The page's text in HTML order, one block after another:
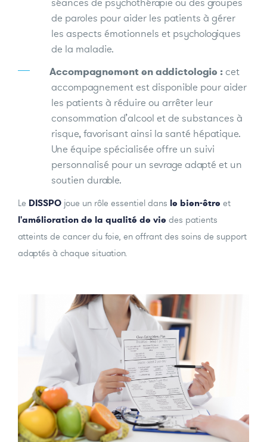
de paroles pour aider les patients à gérer
les aspects émotionnels et psychologiques
de la maladie.
Accompagnement en addictologie : cet
accompagnement est disponible pour aider
les patients à réduire ou arrêter leur
consommation d’alcool et de substances à
risque, favorisant ainsi la santé hépatique.
Une équipe spécialisée offre un suivi
personnalisé pour un sevrage adapté et un
soutien durable.
Le DISSPO joue un rôle essentiel dans le bien-être et
l'amélioration de la qualité de vie des patients
atteints de cancer du foie, en offrant des soins de support
adaptés à chaque situation.